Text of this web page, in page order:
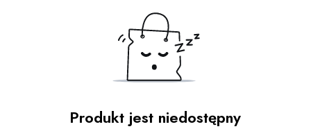
Produkt jest niedostępny